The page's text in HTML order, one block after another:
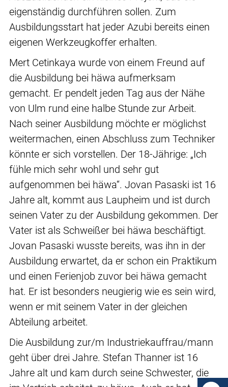
eigenständig durchführen sollen. Zum
Ausbildungsstart hat jeder Azubi bereits einen
eigenen Werkzeugkoffer erhalten.
Mert Cetinkaya wurde von einem Freund auf
die Ausbildung bei häwa aufmerksam
gemacht. Er pendelt jeden Tag aus der Nähe
von Ulm rund eine halbe Stunde zur Arbeit.
Nach seiner Ausbildung möchte er möglichst
weitermachen, einen Abschluss zum Techniker
könnte er sich vorstellen. Der 18-Jährige: „Ich
fühle mich sehr wohl und sehr gut
aufgenommen bei häwa“. Jovan Pasaski ist 16
Jahre alt, kommt aus Laupheim und ist durch
seinen Vater zu der Ausbildung gekommen. Der
Vater ist als Schweißer bei häwa beschäftigt.
Jovan Pasaski wusste bereits, was ihn in der
Ausbildung erwartet, da er schon ein Praktikum
und einen Ferienjob zuvor bei häwa gemacht
hat. Er ist besonders neugierig wie es sein wird,
wenn er mit seinem Vater in der gleichen
Abteilung arbeitet.
Die Ausbildung zur/m Industriekauffrau/mann
geht über drei Jahre. Stefan Thanner ist 16
Jahre alt und kam durch seine Schwester, die